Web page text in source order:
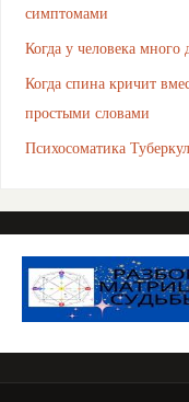
симптомами
Когда у человека много
Когда спина кричит
простыми словами
Психосоматика